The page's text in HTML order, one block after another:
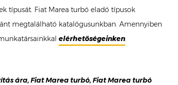
típusát. Fiat Marea turbó eladó típusok
megtalálható katalógusunkban. Amennyiben
elérhetőségeinken.
ára, Fiat Marea turbó, Fiat Marea turbó